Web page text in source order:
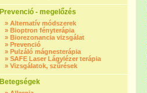
Prevenció - megelőzés
» Alternatív módszerek
» Bioptron fényterápia
» Biorezonancia vizsgálat
» Prevenció
» Pulzáló mágnesterápia
» SAFE Laser Lágylézer terápia
» Vizsgálatok, szűrések
Betegségek